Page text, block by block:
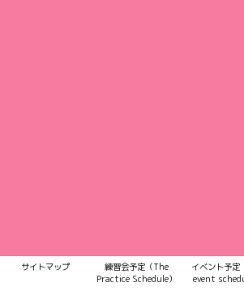
2017–2026 信州でジャグリングの楽しさを体験！まつ
サイトマップ
練習会予定（The
Practice Schedule）
イベント予定
event